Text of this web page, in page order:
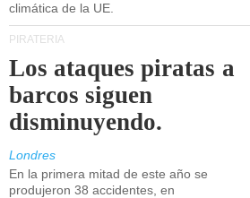
climática de la UE.
PIRATERÍA
Los ataques piratas a
barcos siguen
disminuyendo.
Londres
En la primera mitad de este año se
produjeron 38 accidentes, en